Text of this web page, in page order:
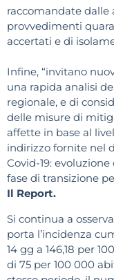
raccomandate dalle
provvedimenti
accertati e di
Infine, “invitano
una rapida analisi
regionale, e di
delle misure di
affette in base al
indirizzo fornite nel
Covid-19:
fase di transizione
Il Report.
Si continua a
porta l’incidenza
14 gg a 146,18 per
di 75 per 100 000